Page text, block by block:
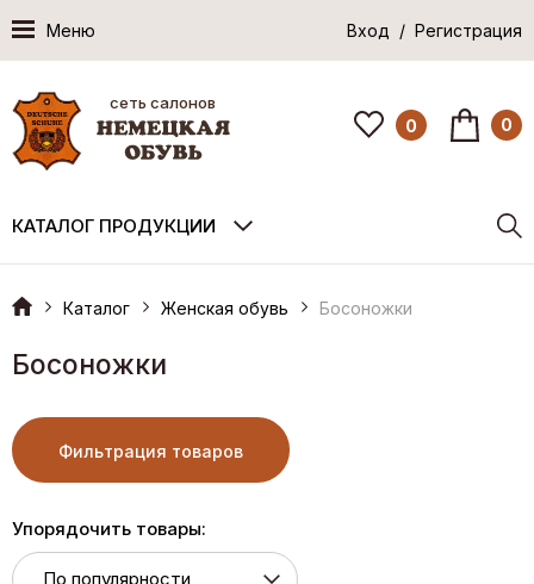
Меню Вход / Регистрация
сеть салонов
0 0
КАТАЛОГ ПРОДУКЦИИ
Каталог Женская обувь Босоножки
Босоножки
Фильтрация товаров
Упорядочить товары: